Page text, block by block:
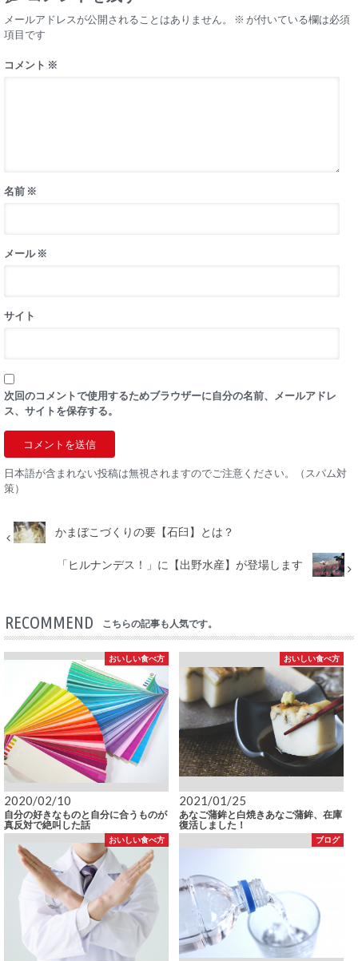
メールアドレスが公開されることはありません。 ※ が付いている欄は必須
項目です
コメント ※
名前 ※
メール※
サイト
次回のコメントで使用するためブラウザーに自分の名前、メールアドレ
ス、サイトを保存する。
日本語が含まれない投稿は無視されますのでご注意ください。（スパム対
策）
かまぼこづくりの要【石臼】とは？
「ヒルナンデス！」に【出野水産】が登場します
RECOMMEND こちらの記事も人気です。
おいしい食べ方
2020/02/10
自分の好きなものと自分に合うものが
真反対で絶叫した話
おいしい食べ方
2021/01/25
あなご蒲鉾と白焼きあなご蒲鉾、在庫
復活しました！
おいしい食べ方 ブログ